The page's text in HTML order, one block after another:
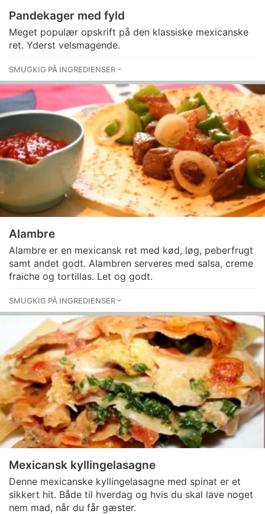
Pandekager med fyld
Meget populær opskrift på den klassiske mexicanske
ret. Yderst velsmagende.
SMUGKIG PÅ INGREDIENSER
Alambre
Alambre er en mexicansk ret med kød, løg, peberfrugt
samt andet godt. Alambren serveres med salsa, creme
fraiche og tortillas. Let og godt.
SMUGKIG PÅ INGREDIENSER
Mexicansk kyllingelasagne
Denne mexicanske kyllingelasagne med spinat er et
sikkert hit. Både til hverdag og hvis du skal lave noget
nem mad, når du får gæster.